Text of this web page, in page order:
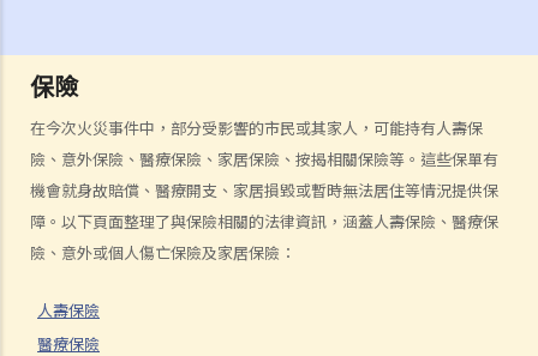
保險
在今次火災事件中，部分受影響的市民或其家人，可能持有人壽保
險、意外保險、醫療保險、家居保險、按揭相關保險等。這些保單有
機會就身故賠償、醫療開支、家居損毀或暫時無法居住等情況提供保
障。以下頁面整理了與保險相關的法律資訊，涵蓋人壽保險、醫療保
險、意外或個人傷亡保險及家居保險：
人壽保險
醫療保險
E. 骨灰撒海
F. 遺體／骨殖／骨灰出入香港
人身傷亡
傷者本人
何謂「人身傷害」？
我受傷後，何時可提出申索？
如何就人身傷害提出申索？
1. 申索信（原告人）及建設性的答覆（被告人）